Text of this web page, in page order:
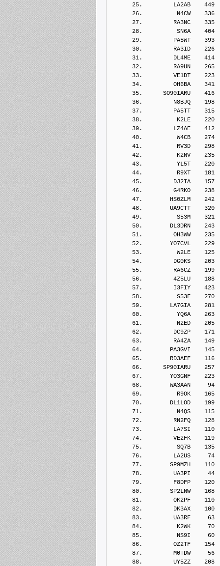
25.         LA2AB    449
26.          N4CW    336
27.         RA3NC    335
28.          SN6A    404
29.         PA5WT    393
30.         RA3ID    226
31.         DL4ME    414
32.         RA9UN    265
33.         VE1DT    223
34.         OH6BA    341
35.      SO90IARU    416
36.         N8BJQ    198
37.         PA5TT    315
38.          K2LE    220
39.         LZ4AE    412
40.          W4CB    274
41.          RV3D    298
42.          K2NV    235
43.          YL5T    220
44.          R9XT    181
45.         DJ2IA    157
46.         G4RKO    238
47.        HS0ZLM    242
48.        UA9CTT    320
49.          S53M    321
50.        DL3DRN    243
51.         OH3WW    235
52.        YO7CVL    229
53.          W2LE    125
54.         DG0KS    203
55.         RA6CZ    199
56.         4Z5LU    188
57.         I3FIY    423
58.          S53F    270
59.        LA7GIA    281
60.          YQ6A    263
61.          N2ED    205
62.         DC9ZP    171
63.         RA4ZA    149
64.        PA3GVI    145
65.        RD3AEF    116
66.      SP90IARU    257
67.        YO3GNF    223
68.        WA3AAN     94
69.          R9OK    165
70.        DL1LOD    199
71.          N4QS    115
72.         RN2FQ    128
73.         LA7SI    110
74.         VE2FK    119
75.          SQ7B    135
76.         LA2US     74
77.        SP9MZH    110
78.         UA3PI     44
79.         F8DFP    120
80.        SP2LNW    168
81.         OK2PF    110
82.         DK3AX    100
83.         UA3RF     63
84.          K2WK     70
85.          NS9I     60
86.         OZ2TF    154
87.         M0TDW     56
88.         UY5ZZ    208